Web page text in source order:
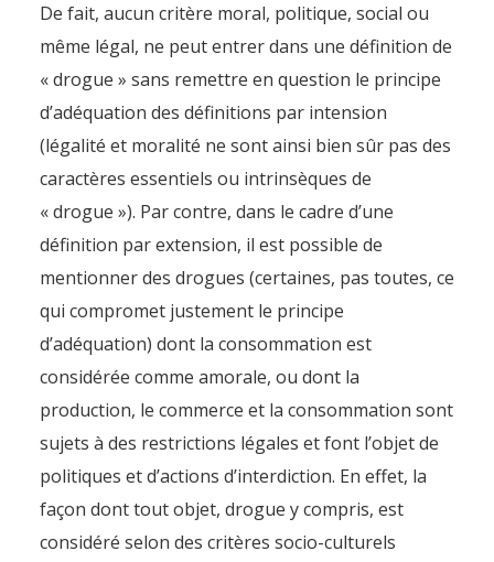
De fait, aucun critère moral, politique, social ou
même légal, ne peut entrer dans une définition de
« drogue » sans remettre en question le principe
d’adéquation des définitions par intension
(légalité et moralité ne sont ainsi bien sûr pas des
caractères essentiels ou intrinsèques de
« drogue »). Par contre, dans le cadre d’une
définition par extension, il est possible de
mentionner des drogues (certaines, pas toutes, ce
qui compromet justement le principe
d’adéquation) dont la consommation est
considérée comme amorale, ou dont la
production, le commerce et la consommation sont
sujets à des restrictions légales et font l’objet de
politiques et d’actions d’interdiction. En effet, la
façon dont tout objet, drogue y compris, est
considéré selon des critères socio-culturels